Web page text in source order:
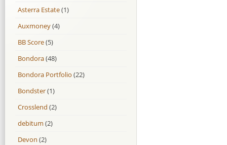
Asterra Estate(1)
Auxmoney(4)
BB Score(5)
Bondora(48)
Bondora Portfolio (22)
Bondster(1)
Crosslend (2)
debitum (2)
Devon (2)